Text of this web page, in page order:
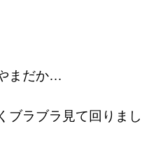
まだか…
ブラブラ見て回りまし